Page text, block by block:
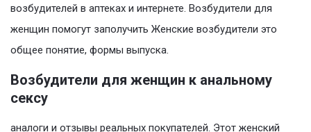
возбудителей в аптеках и интернете. Возбудители для
женщин помогут заполучить Женские возбудители это
общее понятие, формы выпуска.
Возбудители для женщин к анальному
сексу
аналоги и отзывы реальных покупателей. Этот женский